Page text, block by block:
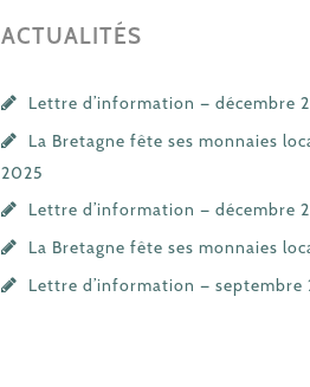
ACTUALITÉS
Lettre d’information — décembre
La Bretagne fête ses monnaies
2025
Lettre d’information — décembre
La Bretagne fête ses monnaies
Lettre d’information — septembre